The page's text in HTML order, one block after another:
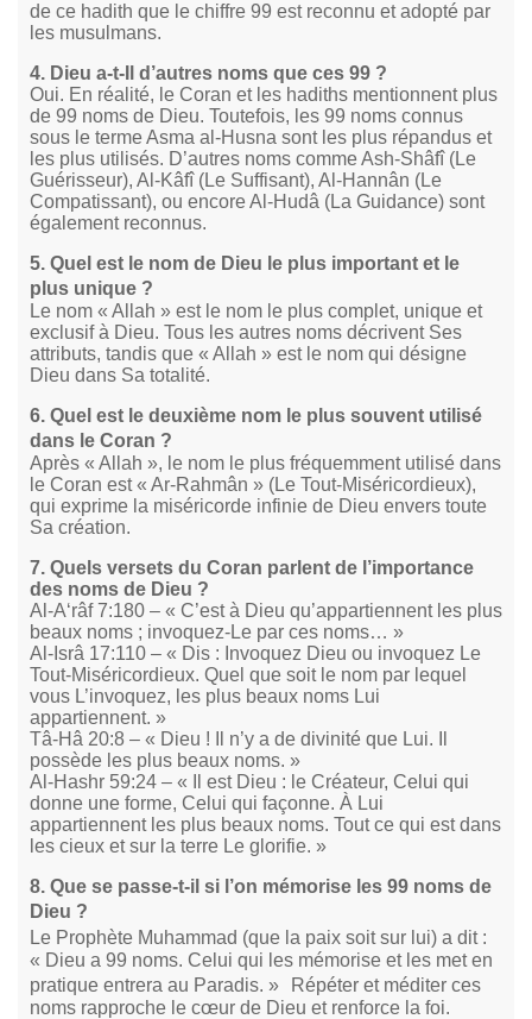
de ce hadith que le chiffre 99 est reconnu et adopté par
les musulmans.
4. Dieu a-t-Il d’autres noms que ces 99 ?
Oui. En réalité, le Coran et les hadiths mentionnent plus
de 99 noms de Dieu. Toutefois, les 99 noms connus
sous le terme Asma al-Husna sont les plus répandus et
les plus utilisés. D’autres noms comme Ash-Shâfî (Le
Guérisseur), Al-Kâfî (Le Suffisant), Al-Hannân (Le
Compatissant), ou encore Al-Hudâ (La Guidance) sont
également reconnus.
5. Quel est le nom de Dieu le plus important et le
plus unique ?
Le nom « Allah » est le nom le plus complet, unique et
exclusif à Dieu. Tous les autres noms décrivent Ses
attributs, tandis que « Allah » est le nom qui désigne
Dieu dans Sa totalité.
6. Quel est le deuxième nom le plus souvent utilisé
dans le Coran ?
Après « Allah », le nom le plus fréquemment utilisé dans
le Coran est « Ar-Rahmân » (Le Tout-Miséricordieux),
qui exprime la miséricorde infinie de Dieu envers toute
Sa création.
7. Quels versets du Coran parlent de l’importance
des noms de Dieu ?
Al-A‘râf 7:180 – « C’est à Dieu qu’appartiennent les plus
beaux noms ; invoquez-Le par ces noms… »
Al-Isrâ 17:110 – « Dis : Invoquez Dieu ou invoquez Le
Tout-Miséricordieux. Quel que soit le nom par lequel
vous L’invoquez, les plus beaux noms Lui
appartiennent. »
Tâ-Hâ 20:8 – « Dieu ! Il n’y a de divinité que Lui. Il
possède les plus beaux noms. »
Al-Hashr 59:24 – « Il est Dieu : le Créateur, Celui qui
donne une forme, Celui qui façonne. À Lui
appartiennent les plus beaux noms. Tout ce qui est dans
les cieux et sur la terre Le glorifie. »
8. Que se passe-t-il si l’on mémorise les 99 noms de
Dieu ?
Le Prophète Muhammad (que la paix soit sur lui) a dit :
« Dieu a 99 noms. Celui qui les mémorise et les met en
pratique entrera au Paradis. » Répéter et méditer ces
noms rapproche le cœur de Dieu et renforce la foi.